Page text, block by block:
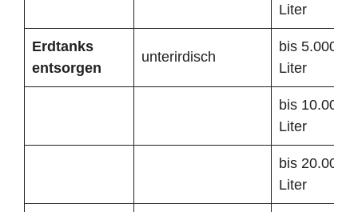
Liter
Erdtanks
entsorgen
unterirdisch
bis 5.000
Liter
bis 10.000
Liter
bis 20.000
Liter